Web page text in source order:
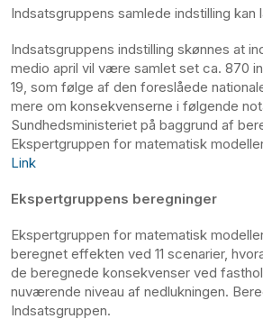
Indsatsgruppens samlede indstilling
Indsatsgruppens indstilling skønnes at
medio april vil være samlet set ca. 870
19, som følge af den foreslåede
mere om konsekvenserne i følgende
Sundhedsministeriet på baggrund af
Ekspertgruppen for matematisk
Link
Ekspertgruppens beregninger
Ekspertgruppen for matematisk
beregnet effekten ved 11 scenarier,
de beregnede konsekvenser ved
nuværende niveau af nedlukningen.
Indsatsgruppen.